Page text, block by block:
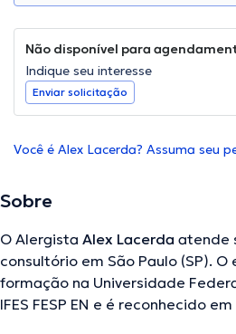
Não disponível para
Indique seu interesse
Enviar solicitação
Você é Alex Lacerda? Assuma seu
Sobre
O Alergista Alex Lacerda atende
consultório em São Paulo (SP).
formação na Universidade
IFES FESP EN e é reconhecido